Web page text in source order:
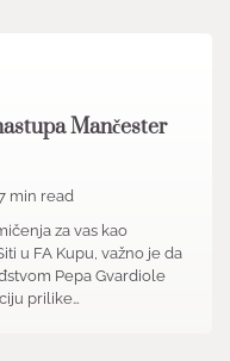
Mančester
min read
za vas kao
u FA Kupu, važno je da
Pepa Gvardiole
prilike…